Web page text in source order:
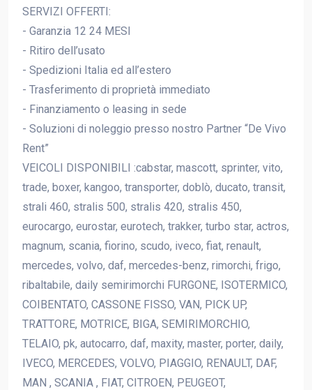
SERVIZI OFFERTI:
- Garanzia 12 24 MESI
- Ritiro dell’usato
- Spedizioni Italia ed all’estero
- Trasferimento di proprietà immediato
- Finanziamento o leasing in sede
- Soluzioni di noleggio presso nostro Partner “De Vivo
Rent”
VEICOLI DISPONIBILI :cabstar, mascott, sprinter, vito,
trade, boxer, kangoo, transporter, doblò, ducato, transit,
strali 460, stralis 500, stralis 420, stralis 450,
eurocargo, eurostar, eurotech, trakker, turbo star, actros,
magnum, scania, fiorino, scudo, iveco, fiat, renault,
mercedes, volvo, daf, mercedes-benz, rimorchi, frigo,
ribaltabile, daily semirimorchi FURGONE, ISOTERMICO,
COIBENTATO, CASSONE FISSO, VAN, PICK UP,
TRATTORE, MOTRICE, BIGA, SEMIRIMORCHIO,
TELAIO, pk, autocarro, daf, maxity, master, porter, daily,
IVECO, MERCEDES, VOLVO, PIAGGIO, RENAULT, DAF,
MAN , SCANIA , FIAT, CITROEN, PEUGEOT,